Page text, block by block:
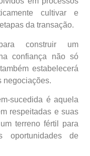
cultivar e
da transação.
construir um
confiança não só
estabelecerá
negociações.
sucedida é aquela
respeitadas e suas
terreno fértil para
oportunidades de